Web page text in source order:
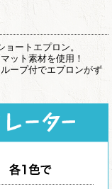
ートエプロン。
ット素材を使用！
ープ付でエプロンがず